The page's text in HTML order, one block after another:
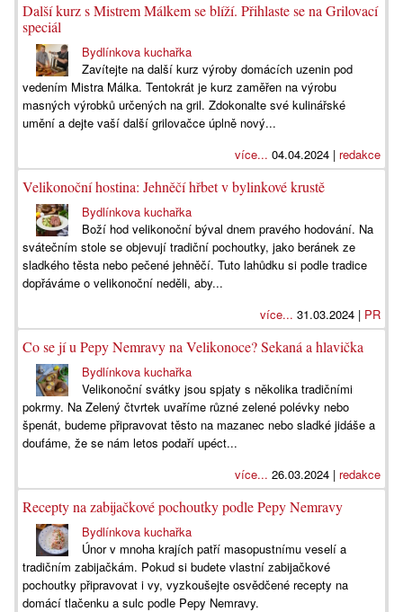
Další kurz s Mistrem Málkem se blíží. Přihlaste se na Grilovací
speciál
Bydlínkova kuchařka
Zavítejte na další kurz výroby domácích uzenin pod
vedením Mistra Málka. Tentokrát je kurz zaměřen na výrobu
masných výrobků určených na gril. Zdokonalte své kulinářské
umění a dejte vaší další grilovačce úplně nový...
více... 04.04.2024 | redakce
Velikonoční hostina: Jehněčí hřbet v bylinkové krustě
Bydlínkova kuchařka
Boží hod velikonoční býval dnem pravého hodování. Na
svátečním stole se objevují tradiční pochoutky, jako beránek ze
sladkého těsta nebo pečené jehněčí. Tuto lahůdku si podle tradice
dopřáváme o velikonoční neděli, aby...
více... 31.03.2024 | PR
Co se jí u Pepy Nemravy na Velikonoce? Sekaná a hlavička
Bydlínkova kuchařka
Velikonoční svátky jsou spjaty s několika tradičními
pokrmy. Na Zelený čtvrtek uvaříme různé zelené polévky nebo
špenát, budeme připravovat těsto na mazanec nebo sladké jidáše a
doufáme, že se nám letos podaří upéct...
více... 26.03.2024 | redakce
Recepty na zabijačkové pochoutky podle Pepy Nemravy
Bydlínkova kuchařka
Únor v mnoha krajích patří masopustnímu veselí a
tradičním zabijačkám. Pokud si budete vlastní zabijačkové
pochoutky připravovat i vy, vyzkoušejte osvědčené recepty na
domácí tlačenku a sulc podle Pepy Nemravy.